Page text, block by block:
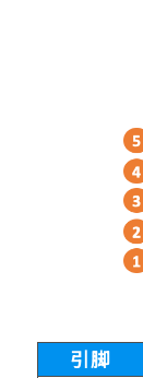
引脚